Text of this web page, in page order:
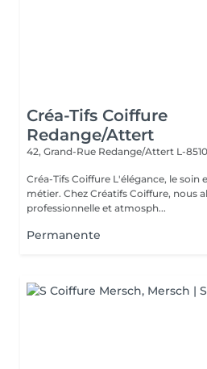
Créa-Tifs Coiffure
Redange/Attert
42, Grand-Rue Redange/Attert L-8510
Créa-Tifs Coiffure L'élégance, le soin et l'humain au cur de notre
métier. Chez Créatifs Coiffure, nous
professionnelle et atmosph...
Permanente